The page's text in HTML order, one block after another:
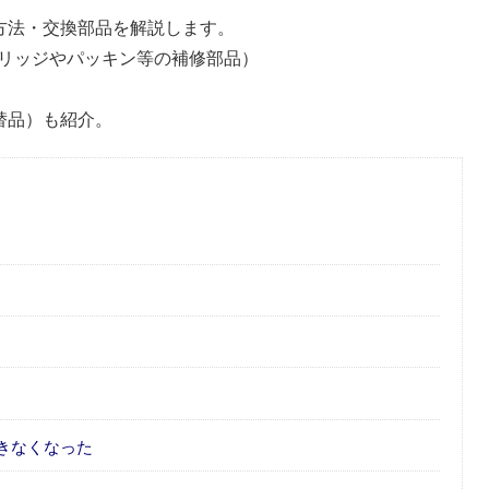
・交換部品を解説します。
ッジやパッキン等の補修部品）
）も紹介。
なくなった